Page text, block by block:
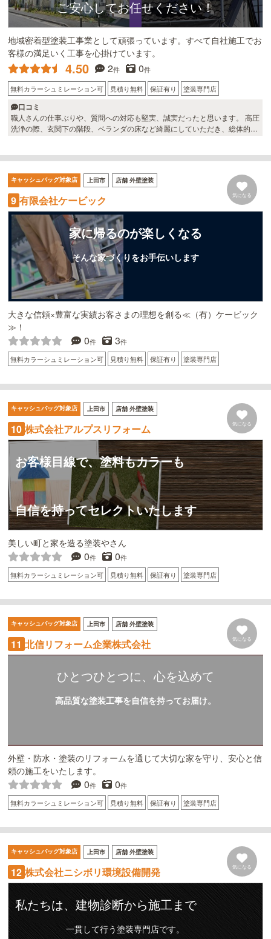
ご安心してお任せください！
地域密着型塗装工事業として頑張っています。すべて自社施工でお
客様の満足いく工事を心掛けています。
4.50 2件 0件
無料カラーシュミレーション可 見積り無料 保証有り 塗装専門店
口コミ
職人さんの仕事ぶりや、質問への対応も堅実、誠実だったと思います。 高圧
洗浄の際、玄関下の階段、ベランダの床など綺麗にしていただき、総体的に
ームを終えて、新しくなった屋根に大満足です。 皆様にきれいになったねの
言葉がとても嬉しいです。
キャッシュバッグ対象店 上田市 店舗 外壁塗装
9 有限会社ケービック 気になる
家に帰るのが楽しくなる
そんな家づくりをお手伝いします
大きな信頼×豊富な実績お客さまの理想を創る≪（有）ケービック
≫！
0件 3件
無料カラーシュミレーション可 見積り無料 保証有り 塗装専門店
キャッシュバッグ対象店 上田市 店舗 外壁塗装
10 株式会社アルプスリフォーム 気になる
お客様目線で、塗料もカラーも
自信を持ってセレクトいたします
美しい町と家を造る塗装やさん
0件 0件
無料カラーシュミレーション可 見積り無料 保証有り 塗装専門店
キャッシュバッグ対象店 上田市 店舗 外壁塗装
11 北信リフォーム企業株式会社 気になる
ひとつひとつに、心を込めて
高品質な塗装工事を自信を持ってお届け。
外壁・防水・塗装のリフォームを通じて大切な家を守り、安心と信
頼の施工をいたします。
0件 0件
無料カラーシュミレーション可 見積り無料 保証有り 塗装専門店
キャッシュバッグ対象店 上田市 店舗 外壁塗装
12 株式会社ニシボリ環境設備開発 気になる
私たちは、建物診断から施工まで
一貫して行う塗装専門店です。